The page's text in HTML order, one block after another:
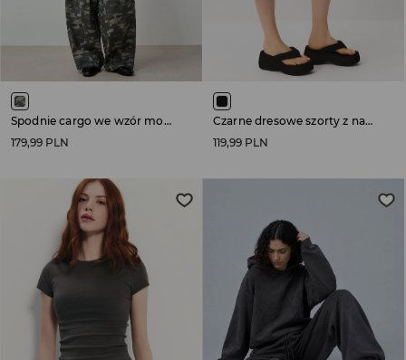
Spodnie cargo we wzór moro
179,99 PLN
Czarne dresowe szorty z napisami po bokach
119,99 PLN